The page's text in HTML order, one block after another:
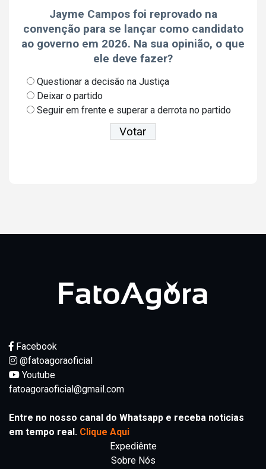
Jayme Campos foi reprovado na
convenção para se lançar como candidato
ao governo em 2026. Na sua opinião, o que
ele deve fazer?
Questionar a decisão na Justiça
Deixar o partido
Seguir em frente e superar a derrota no partido
Facebook
@fatoagoraoficial
Youtube
fatoagoraoficial@gmail.com
Entre no nosso canal do Whatsapp e receba noticias
em tempo real. Clique Aqui
Expediênte
Sobre Nós